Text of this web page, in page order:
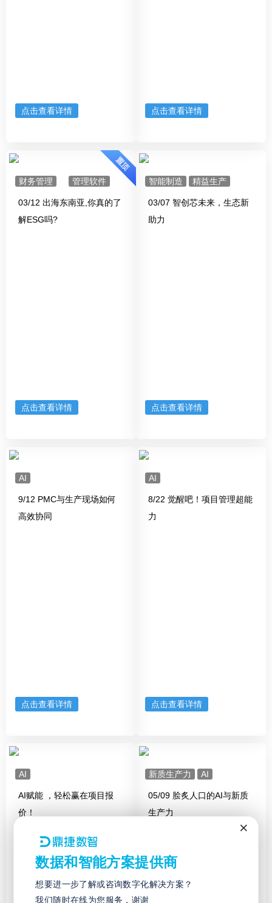
点击查看详情 点击查看详情
财务管理 管理软件
03/12 出海东南亚,你真的了
解ESG吗?
点击查看详情
智能制造 精益生产
03/07 智创芯未来，生态新
助力
点击查看详情
AI
9/12 PMC与生产现场如何
高效协同
点击查看详情
AI
8/22 觉醒吧！项目管理超能
力
点击查看详情
AI
AI赋能 ，轻松赢在项目报
价！
新质生产力 AI
05/09 脍炙人口的AI与新质
生产力
×
数据和智能方案提供商
想要进一步了解或咨询数字化解决方案？
我们随时在线为您服务，谢谢